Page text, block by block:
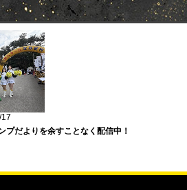
プだよりを余すことなく配信中！